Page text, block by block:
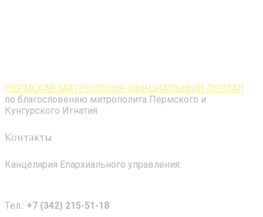
ПЕРМСКАЯ МИТРОПОЛИЯ ОФИЦИАЛЬНЫЙ ПОРТАЛ
по благословению митрополита Пермского и
Кунгурского Игнатия
Контакты
Канцелярия Епархиального управления:
Tел.: +7 (342) 215-51-18